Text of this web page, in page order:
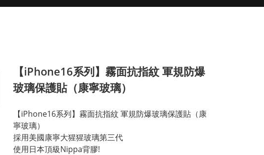
【iPhone16系列】霧面抗指紋 軍規防爆
玻璃保護貼（康寧玻璃）
【iPhone16系列】霧面抗指紋 軍規防爆玻璃保護貼（康
寧玻璃）
採用美國康寧大猩猩玻璃第三代
使用日本頂級Nippa背膠!